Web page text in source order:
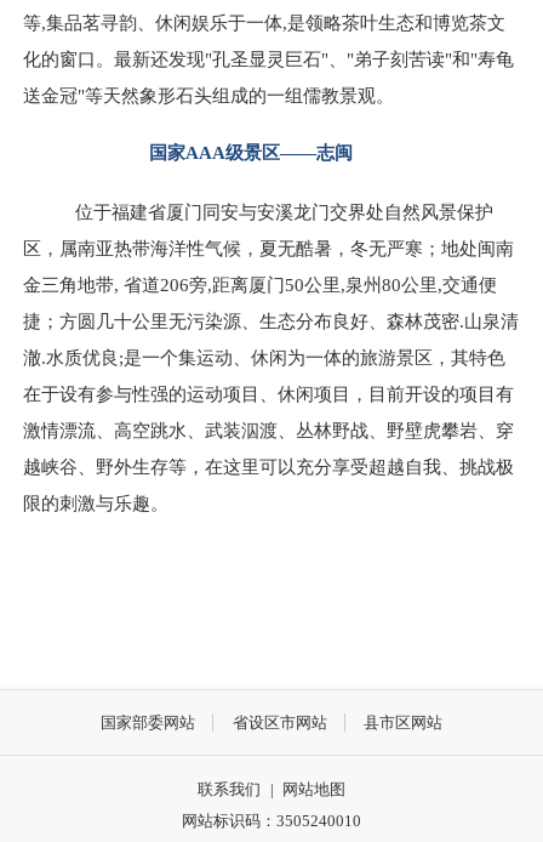
等,集品茗寻韵、休闲娱乐于一体,是领略茶叶生态和博览茶文
化的窗口。最新还发现"孔圣显灵巨石"、"弟子刻苦读"和"寿龟
送金冠"等天然象形石头组成的一组儒教景观。
国家AAA级景区——志闽
位于福建省厦门同安与安溪龙门交界处自然风景保护
区，属南亚热带海洋性气候，夏无酷暑，冬无严寒；地处闽南
金三角地带, 省道206旁,距离厦门50公里,泉州80公里,交通便
捷；方圆几十公里无污染源、生态分布良好、森林茂密.山泉清
澈.水质优良;是一个集运动、休闲为一体的旅游景区，其特色
在于设有参与性强的运动项目、休闲项目，目前开设的项目有
激情漂流、高空跳水、武装泅渡、丛林野战、野壁虎攀岩、穿
越峡谷、野外生存等，在这里可以充分享受超越自我、挑战极
限的刺激与乐趣。
国家部委网站 省设区市网站 县市区网站
联系我们 |
网站地图
网站标识码：3505240010